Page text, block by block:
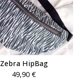
Zebra HipBag
49,90 €